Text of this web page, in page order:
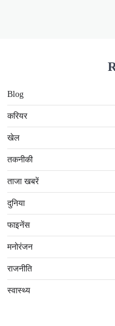
Blog
करियर
खेल
तकनीकी
ताजा खबरें
दुनिया
फाइनेंस
मनोरंजन
राजनीति
स्वास्थ्य